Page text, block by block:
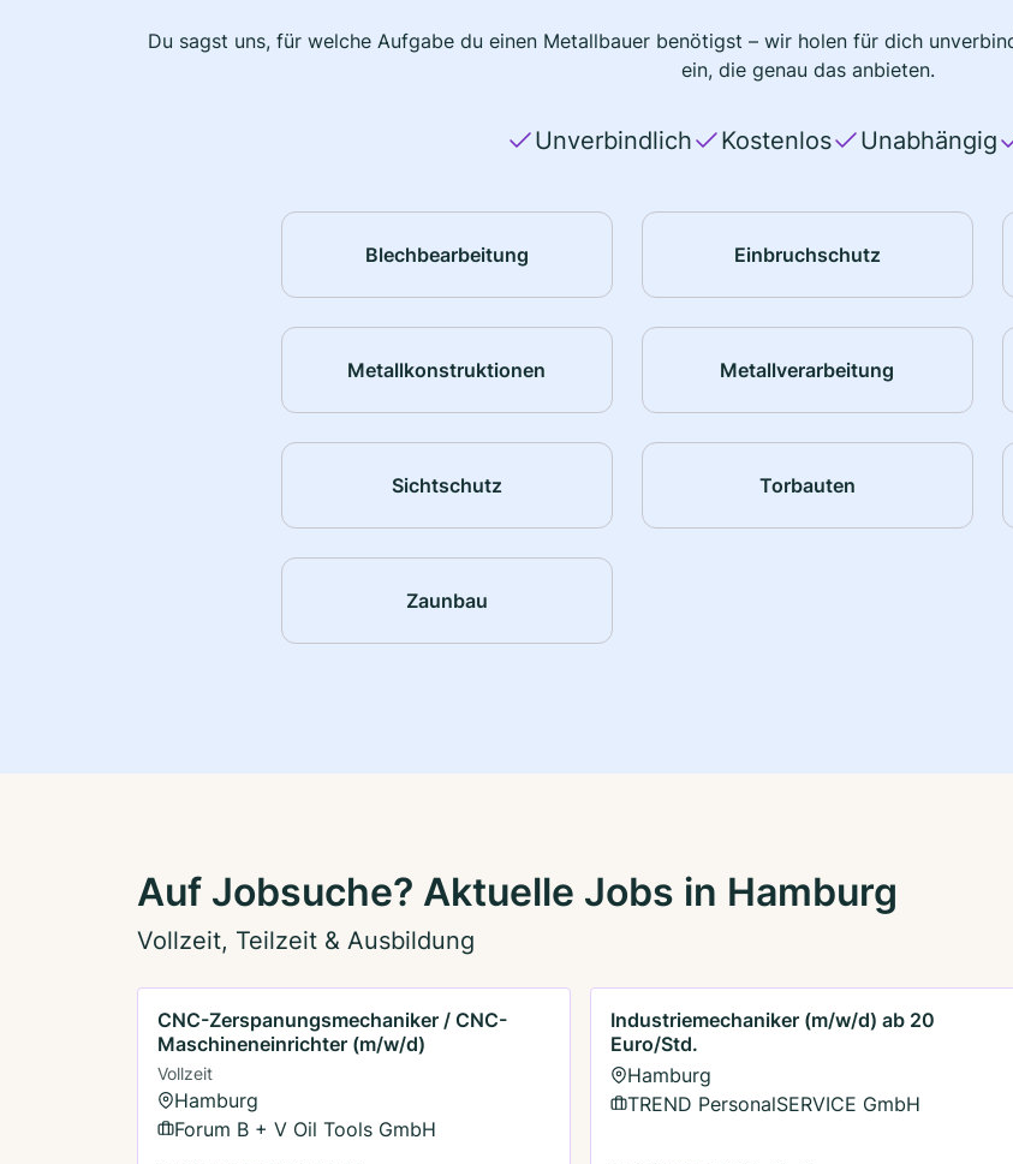
Du sagst uns, für welche Aufgabe du einen Metallbauer benötigst – wir holen für dich
ein, die genau das anbieten.
Unverbindlich Kostenlos Unabhängig
Blechbearbeitung Einbruchschutz
Metallkonstruktionen Metallverarbeitung
Sichtschutz Torbauten
Zaunbau
Auf Jobsuche? Aktuelle Jobs in Hamburg
Vollzeit, Teilzeit & Ausbildung
CNC-Zerspanungsmechaniker / CNC-
Maschineneinrichter (m/w/d)
Vollzeit
Hamburg
Forum B + V Oil Tools GmbH
Industriemechaniker (m/w/d) ab 20
Euro/Std.
Hamburg
TREND PersonalSERVICE GmbH